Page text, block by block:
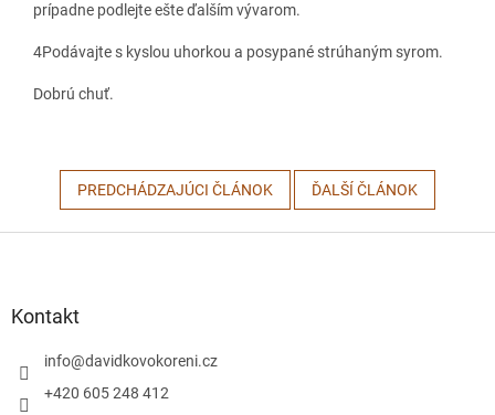
prípadne podlejte ešte ďalším vývarom.
4Podávajte s kyslou uhorkou a posypané strúhaným syrom.
Dobrú chuť.
PREDCHÁDZAJÚCI ČLÁNOK ĎALŠÍ ČLÁNOK
Kontakt
info@davidkovokoreni.cz
+420 605 248 412